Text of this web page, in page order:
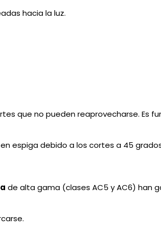
que no pueden reaprovecharse. Es
de alta gama (clases AC5 y AC6) han